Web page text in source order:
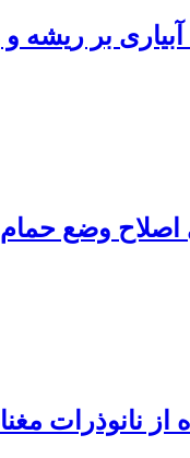
بر ریشه
اصلاح وضع
از نانوذرات